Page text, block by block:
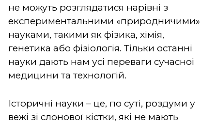
не можуть розглядатися нарівні з
експериментальними «природничими»
науками, такими як фізика, хімія,
генетика або фізіологія. Тільки останні
науки дають нам усі переваги сучасної
медицини та технологій.
Історичні науки – це, по суті, роздуми у
вежі зі слонової кістки, які не мають